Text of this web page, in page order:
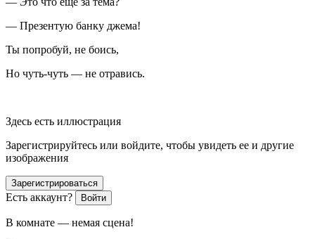
— Презентую банку джема!
Ты попробуй, не боись,
Но чуть-чуть — не отравись.
Здесь есть иллюстрация
Зарегистрируйтесь или войдите, чтобы увидеть ее и другие
изображения
Зарегистрироваться
Есть аккаунт? Войти
В комнате — немая сцена!